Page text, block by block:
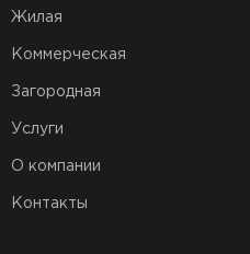
Жилая
Коммерческая
Загородная
Услуги
О компании
Контакты